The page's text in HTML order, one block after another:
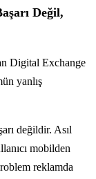
Değil,
Digital Exchange
yanlış
değildir. Asıl
mobilden
reklamda